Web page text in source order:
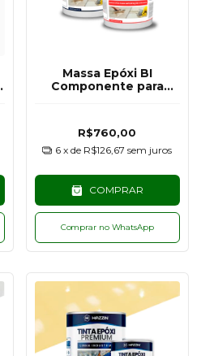
Massa Epóxi BI
Componente para
R$760,00
6 x de R$126,67 sem juros
COMPRAR
Comprar no WhatsApp